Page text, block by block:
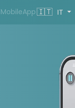
MobileApp🇮🇹 IT